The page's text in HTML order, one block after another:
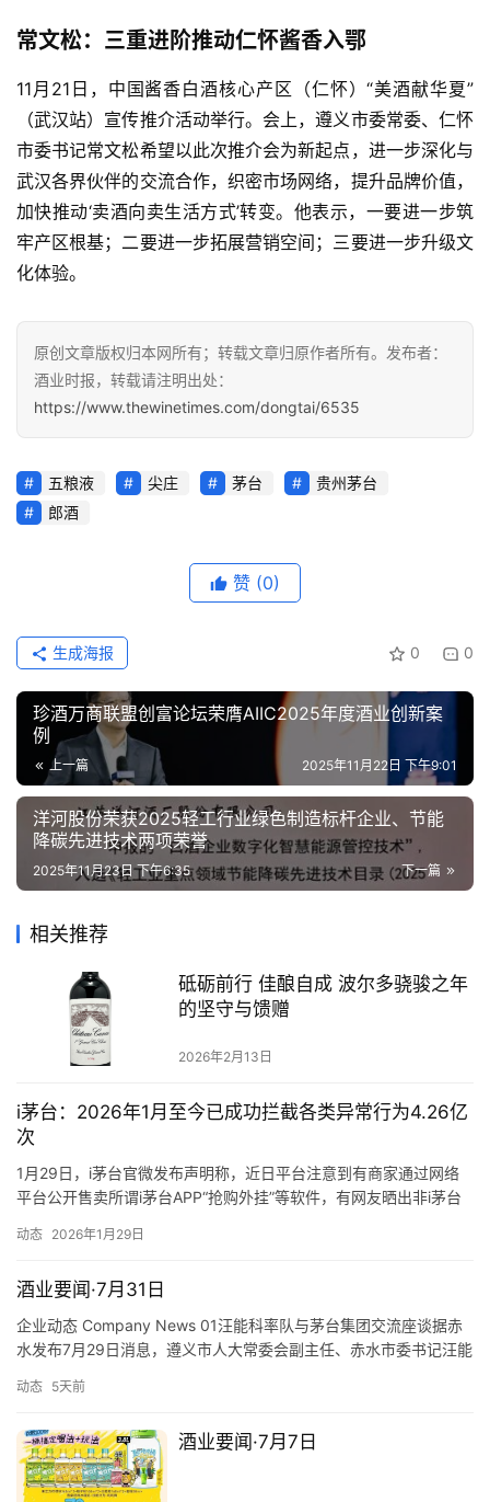
常文松：三重进阶推动仁怀酱香入鄂
11月21日，中国酱香白酒核心产区（仁怀）“美酒献华夏”
（武汉站）宣传推介活动举行。会上，遵义市委常委、仁怀
市委书记常文松希望以此次推介会为新起点，进一步深化与
武汉各界伙伴的交流合作，织密市场网络，提升品牌价值，
加快推动‘卖酒向卖生活方式’转变。他表示，一要进一步筑
牢产区根基；二要进一步拓展营销空间；三要进一步升级文
化体验。
原创文章版权归本网所有；转载文章归原作者所有。发布者：
酒业时报，转载请注明出处：
https://www.thewinetimes.com/dongtai/6535
五粮液 尖庄 茅台
贵州茅台
郎酒
赞 (0)
0 0
生成海报
珍酒万商联盟创富论坛荣膺AIIC2025年度酒业创新案
例
上一篇 2025年11月22日 下午9:01
洋河股份荣获2025轻工行业绿色制造标杆企业、节能
降碳先进技术两项荣誉
下一篇
2025年11月23日 下午6:35
相关推荐
砥砺前行 佳酿自成 波尔多骁骏之年
的坚守与馈赠
2026年2月13日
i茅台：2026年1月至今已成功拦截各类异常行为4.26亿
次
1月29日，i茅台官微发布声明称，近日平台注意到有商家通过网络
平台公开售卖所谓i茅台APP“抢购外挂”等软件，有网友晒出非i茅台
平的市场秩序造成了不良社会影响，涉嫌违反《中华人民共和国民
益保护法》。 i茅台方面表示，消费者使用该类软件存在信息与…
动态 2026年1月29日
酒业要闻·7月31日
企业动态 Company News 01汪能科率队与茅台集团交流座谈据赤
水发布7月29日消息，遵义市人大常委会副主任、赤水市委书记汪能
会议并讲话。汪能科表示，希望双方进一步拓宽合作领域，聚焦”茅
赢，共谋发展新篇。 01…
动态 5天前
酒业要闻·7月7日